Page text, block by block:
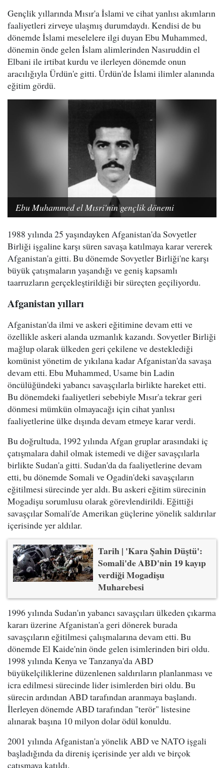
Gençlik yıllarında Mısır'a İslami ve cihat yanlısı akımların
faaliyetleri zirveye ulaşmış durumdaydı. Kendisi de bu
dönemde İslami meselelere ilgi duyan Ebu Muhammed,
dönemin önde gelen İslam alimlerinden Nasıruddin el
Elbani ile irtibat kurdu ve ilerleyen dönemde onun
aracılığıyla Ürdün'e gitti. Ürdün'de İslami ilimler alanında
eğitim gördü.
Ebu Muhammed el Mısri'nin gençlik dönemi
1988 yılında 25 yaşındayken Afganistan'da Sovyetler
Birliği işgaline karşı süren savaşa katılmaya karar vererek
Afganistan'a gitti. Bu dönemde Sovyetler Birliği'ne karşı
büyük çatışmaların yaşandığı ve geniş kapsamlı
taarruzların gerçekleştirildiği bir süreçten geçiliyordu.
Afganistan yılları
Afganistan'da ilmi ve askeri eğitimine devam etti ve
özellikle askeri alanda uzmanlık kazandı. Sovyetler Birliği
mağlup olarak ülkeden geri çekilene ve desteklediği
komünist yönetim de yıkılana kadar Afganistan'da savaşa
devam etti. Ebu Muhammed, Usame bin Ladin
öncülüğündeki yabancı savaşçılarla birlikte hareket etti.
Bu dönemdeki faaliyetleri sebebiyle Mısır'a tekrar geri
dönmesi mümkün olmayacağı için cihat yanlısı
faaliyetlerine ülke dışında devam etmeye karar verdi.
Bu doğrultuda, 1992 yılında Afgan gruplar arasındaki iç
çatışmalara dahil olmak istemedi ve diğer savaşçılarla
birlikte Sudan'a gitti. Sudan'da da faaliyetlerine devam
etti, bu dönemde Somali ve Ogadin'deki savaşçıların
eğitilmesi sürecinde yer aldı. Bu askeri eğitim sürecinin
Mogadişu sorumlusu olarak görevlendirildi. Eğittiği
savaşçılar Somali'de Amerikan güçlerine yönelik saldırılar
içerisinde yer aldılar.
Tarih | 'Kara Şahin Düştü':
Somali'de ABD'nin 19 kayıp
verdiği Mogadişu
Muharebesi
1996 yılında Sudan'ın yabancı savaşçıları ülkeden çıkarma
kararı üzerine Afganistan'a geri dönerek burada
savaşçıların eğitilmesi çalışmalarına devam etti. Bu
dönemde El Kaide'nin önde gelen isimlerinden biri oldu.
1998 yılında Kenya ve Tanzanya'da ABD
büyükelçiliklerine düzenlenen saldırıların planlanması ve
icra edilmesi sürecinde lider isimlerden biri oldu. Bu
sürecin ardından ABD tarafından aranmaya başlandı.
İlerleyen dönemde ABD tarafından "terör" listesine
alınarak başına 10 milyon dolar ödül konuldu.
2001 yılında Afganistan'a yönelik ABD ve NATO işgali
başladığında da direniş içerisinde yer aldı ve birçok
çatışmaya katıldı.